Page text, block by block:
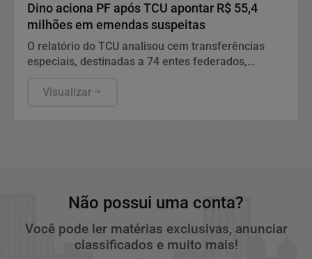
Dino aciona PF após TCU apontar R$ 55,4
milhões em emendas suspeitas
O relatório do TCU analisou cem transferências
especiais, destinadas a 74 entes federados,
recursos fiscalizados.
Visualizar
Não possui uma conta?
Você pode ler matérias exclusivas, anunciar
classificados e muito mais!